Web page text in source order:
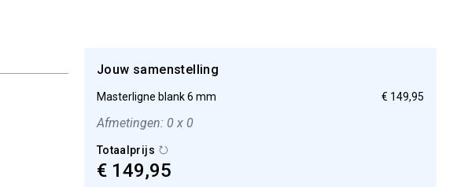
Jouw samenstelling
Masterligne blank 6 mm € 149,95
Afmetingen: 0 x 0
Totaalprijs
€ 149,95